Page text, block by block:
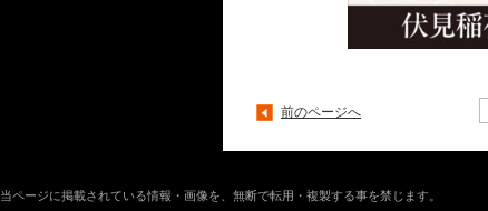
前のページへ
当ページに掲載されている情報・画像を、無断で転用・複製する事を禁じます。